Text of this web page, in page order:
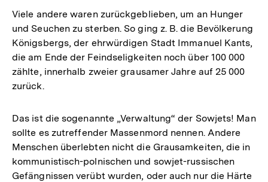
Viele andere waren zurückgeblieben, um an Hunger
und Seuchen zu sterben. So ging z. B. die Bevölkerung
Königsbergs, der ehrwürdigen Stadt Immanuel Kants,
die am Ende der Feindseligkeiten noch über 100 000
zählte, innerhalb zweier grausamer Jahre auf 25 000
zurück.
Das ist die sogenannte „Verwaltung“ der Sowjets! Man
sollte es zutreffender Massenmord nennen. Andere
Menschen überlebten nicht die Grausamkeiten, die in
kommunistisch-polnischen und sowjet-russischen
Gefängnissen verübt wurden, oder auch nur die Härte